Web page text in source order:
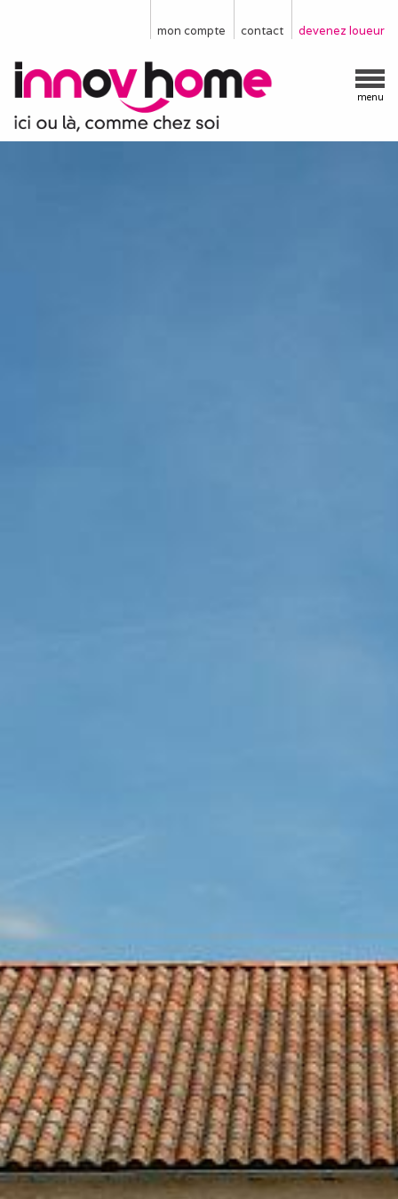
devenez loueur
contact
mon compte
menu